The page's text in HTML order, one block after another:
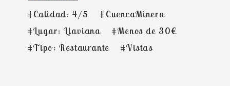
#Calidad: 4/5
#CuencaMinera
#Lugar: Llaviana
#Menos de 30€
#Tipo: Restaurante
#Vistas